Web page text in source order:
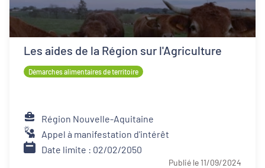
Les aides de la Région sur l'Agriculture
Démarches alimentaires de territoire
Région Nouvelle-Aquitaine
Appel à manifestation d'intérêt
Date limite : 02/02/2050
Publié le 11/09/2024